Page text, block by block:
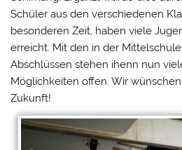
Schüler aus den verschiedenen
besonderen Zeit, haben viele
erreicht. Mit den in der
Abschlüssen stehen ihenn nun
Möglichkeiten offen. Wir
Zukunft!